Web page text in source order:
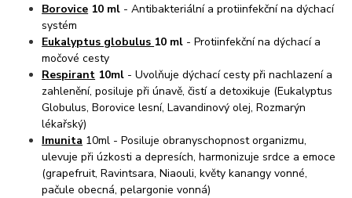
Borovice 10 ml - Antibakteriální a protiinfekční na dýchací
systém
Eukalyptus globulus 10 ml - Protiinfekční na dýchací a
močové cesty
Respirant 10ml - Uvolňuje dýchací cesty při nachlazení a
zahlenění, posiluje při únavě, čistí a detoxikuje (Eukalyptus
Globulus, Borovice lesní, Lavandinový olej, Rozmarýn
lékařský)
Imunita 10ml - Posiluje obranyschopnost organizmu,
ulevuje při úzkosti a depresích, harmonizuje srdce a emoce
(grapefruit, Ravintsara, Niaouli, květy kanangy vonné,
pačule obecná, pelargonie vonná)